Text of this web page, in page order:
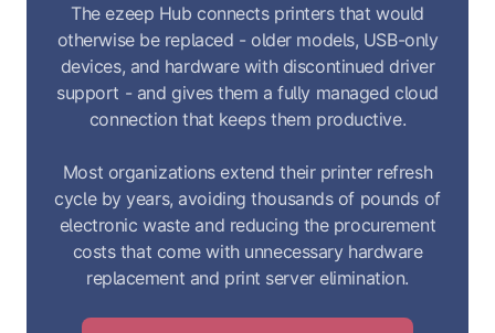
The ezeep Hub connects printers that would
otherwise be replaced - older models, USB-only
devices, and hardware with discontinued driver
support - and gives them a fully managed cloud
connection that keeps them productive.
Most organizations extend their printer refresh
cycle by years, avoiding thousands of pounds of
electronic waste and reducing the procurement
costs that come with unnecessary hardware
replacement and print server elimination.